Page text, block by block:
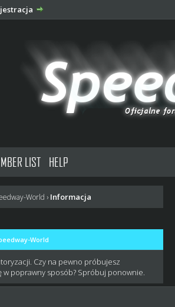
LIST HELP
World › Informacja
World
Czy na pewno próbujesz
w poprawny sposób? Spróbuj ponownie.